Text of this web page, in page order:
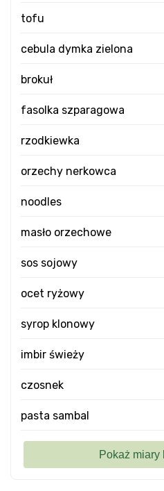
tofu
cebula dymka zielona
brokuł
fasolka szparagowa
rzodkiewka
orzechy nerkowca
noodles
masło orzechowe
sos sojowy
ocet ryżowy
syrop klonowy
imbir świeży
czosnek
pasta sambal